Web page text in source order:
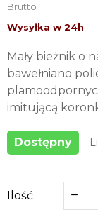
Brutto
Mały bieżnik o
bawełniano
imitującą
Dostępny
Ilość